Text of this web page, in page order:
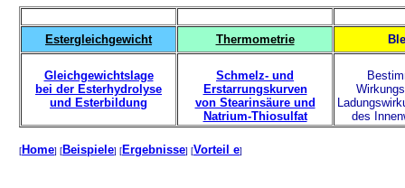
Estergleichgewicht Thermometrie
Gleichgewichtslage
bei der Esterhydrolyse
und Esterbildung
Schmelz- und
Erstarrungskurven
von Stearinsäure und
Natrium-Thiosulfat
des
[Home] [Beispiele] [Ergebnisse] [Vorteil e]